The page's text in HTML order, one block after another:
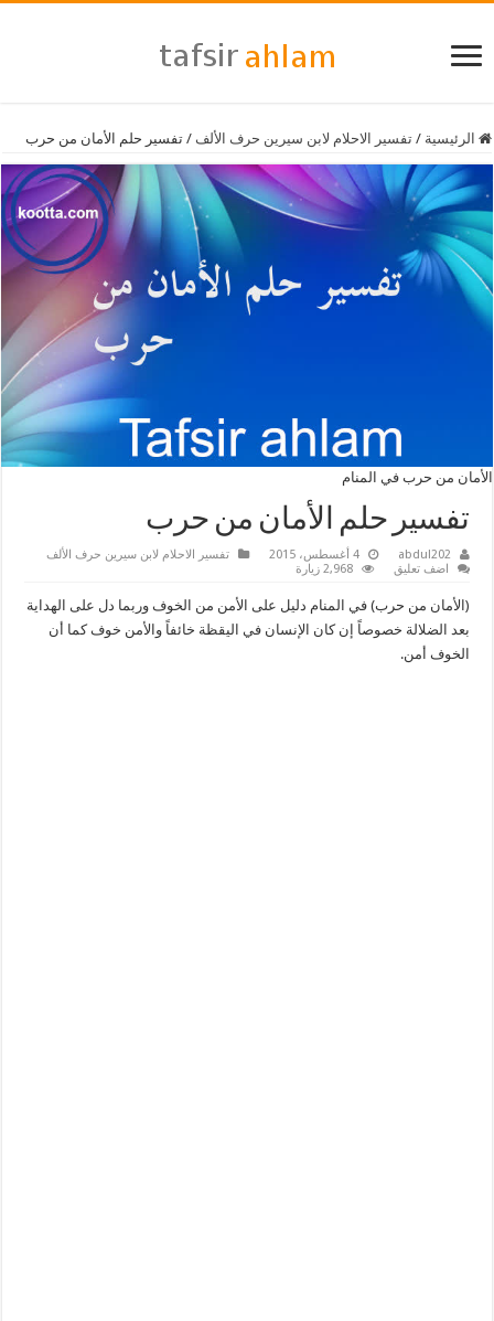
الرئيسية / تفسير الاحلام لابن سيرين حرف الألف / تفسير حلم الأمان من حرب
الأمان من حرب في المنام
تفسير حلم الأمان من حرب
abdul202 4 أغسطس، 2015
تفسير الاحلام لابن سيرين حرف الألف
اضف تعليق
2,968 زيارة
(الأمان من حرب) في المنام دليل على الأمن من الخوف وربما دل على الهداية
بعد الضلالة خصوصاً إن كان الإنسان في اليقظة خائفاً والأمن خوف كما أن
الخوف أمن.